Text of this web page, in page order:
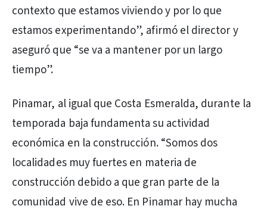
contexto que estamos viviendo y por lo que
estamos experimentando”, afirmó el director y
aseguró que “se va a mantener por un largo
tiempo”.
Pinamar, al igual que Costa Esmeralda, durante la
temporada baja fundamenta su actividad
económica en la construcción. “Somos dos
localidades muy fuertes en materia de
construcción debido a que gran parte de la
comunidad vive de eso. En Pinamar hay mucha